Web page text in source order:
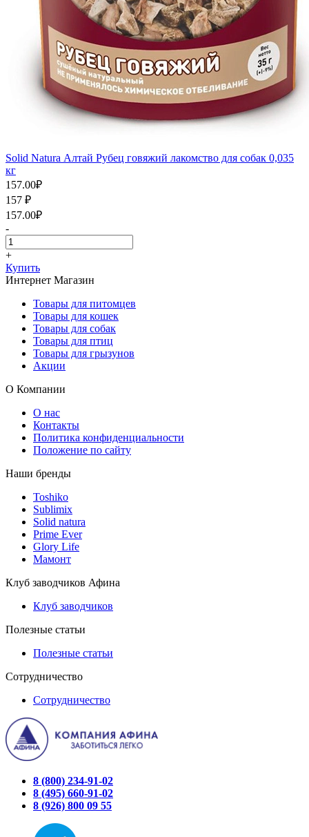
Solid Natura Алтай Рубец говяжий лакомство для собак 0,035
кг
157.00₽
157 ₽
157.00₽
-
+
Купить
Интернет Магазин
Товары для питомцев
Товары для кошек
Товары для собак
Товары для птиц
Товары для грызунов
Акции
О Компании
О нас
Контакты
Политика конфиденциальности
Положение по сайту
Наши бренды
Toshiko
Sublimix
Solid natura
Prime Ever
Glory Life
Мамонт
Клуб заводчиков Афина
Клуб заводчиков
Полезные статьи
Полезные статьи
Сотрудничество
Сотрудничество
8 (800) 234-91-02
8 (495) 660-91-02
8 (926) 800 09 55